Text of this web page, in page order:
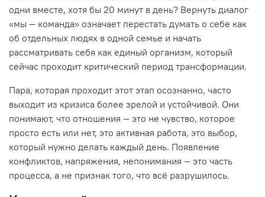
одни вместе, хотя бы 20 минут в день? Вернуть диалог
«мы — команда» означает перестать думать о себе как
об отдельных людях в одной семье и начать
рассматривать себя как единый организм, который
сейчас проходит критический период трансформации.
Пара, которая проходит этот этап осознанно, часто
выходит из кризиса более зрелой и устойчивой. Они
понимают, что отношения — это не чувство, которое
просто есть или нет, это активная работа, это выбор,
который нужно делать каждый день. Появление
конфликтов, напряжения, непонимания — это часть
процесса, а не признак того, что всё разрушилось.